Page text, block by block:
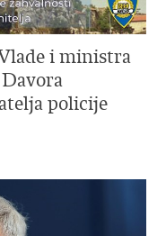
i ministra
policije